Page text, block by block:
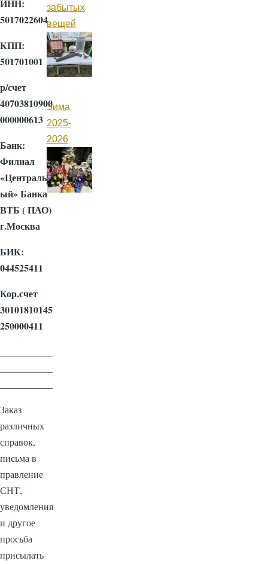
ИНН:
5017022604
КПП:
501701001
р/счет
40703810900
000000613
Банк:
Филиал
«Центральн
ый» Банка
ВТБ ( ПАО)
г.Москва
БИК:
044525411
Кор.счет
30101810145
250000411
Заказ
различных
справок,
письма в
правление
СНТ,
уведомления
и другое
просьба
присылать
забытых
вещей
Зима
2025-
2026